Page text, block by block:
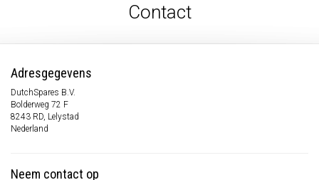
Contact
Adresgegevens
DutchSpares B.V.
Bolderweg 72 F
8243 RD, Lelystad
Nederland
Neem contact op